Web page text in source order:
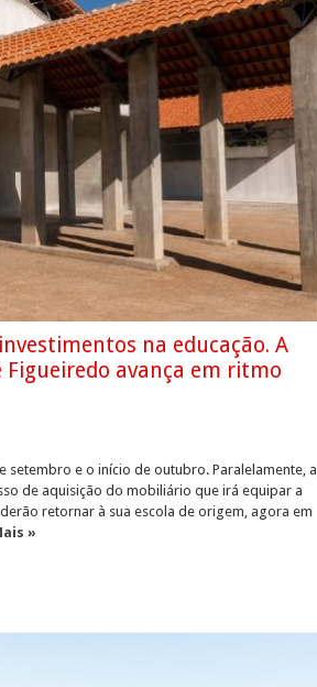
na educação. A
Figueiredo avança em ritmo
setembro e o início de outubro. Paralelamente, a
de aquisição do mobiliário que irá equipar a
retornar à sua escola de origem, agora em
»